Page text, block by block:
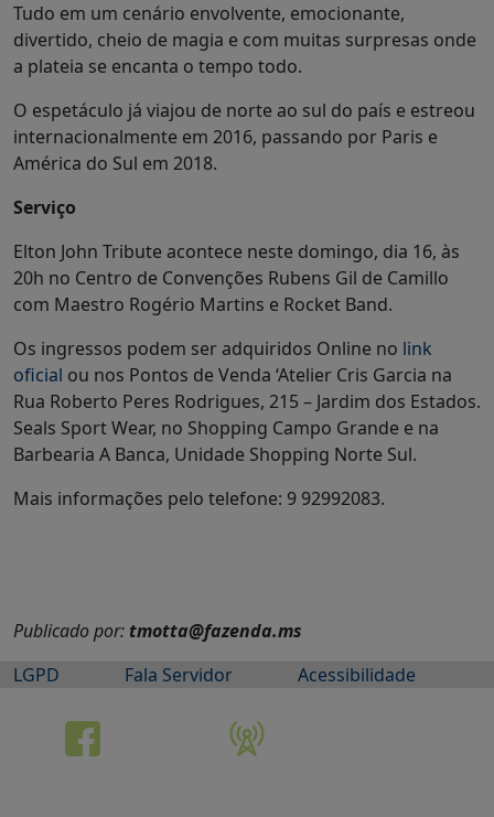
Tudo em um cenário envolvente, emocionante,
divertido, cheio de magia e com muitas surpresas onde
a plateia se encanta o tempo todo.
O espetáculo já viajou de norte ao sul do país e estreou
internacionalmente em 2016, passando por Paris e
América do Sul em 2018.
Serviço
Elton John Tribute acontece neste domingo, dia 16, às
20h no Centro de Convenções Rubens Gil de Camillo
com Maestro Rogério Martins e Rocket Band.
Os ingressos podem ser adquiridos Online no link
oficial ou nos Pontos de Venda ‘Atelier Cris Garcia na
Rua Roberto Peres Rodrigues, 215 – Jardim dos Estados.
Seals Sport Wear, no Shopping Campo Grande e na
Barbearia A Banca, Unidade Shopping Norte Sul.
Mais informações pelo telefone: 9 92992083.
Publicado por: tmotta@fazenda.ms
LGPD
Fala Servidor Acessibilidade